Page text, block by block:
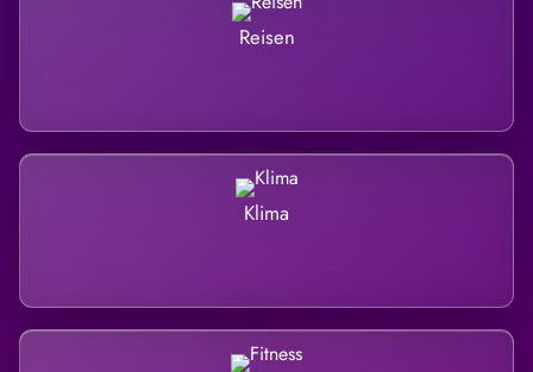
Reisen
Klima